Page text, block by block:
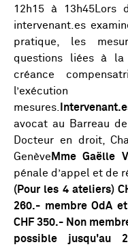
12h15 à 13h45Lors
intervenant.es
pratique, les
questions liées à
créance
mesures.
avocat au Barreau de
Docteur en droit,
Genève Mme Gaëlle
pénale d’appel et de
(Pour les 4 ateliers)
260.- membre OdA
CHF 350.- Non
possible jusqu'au